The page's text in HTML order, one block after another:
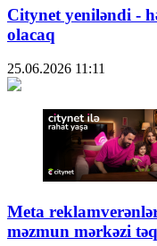
Citynet yeniləndi -
olacaq
25.06.2026 11:11
Meta
məzmun mərkəzi